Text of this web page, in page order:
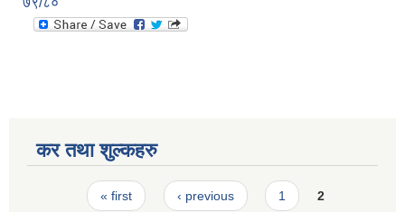
कर तथा शुल्कहरु
Pages« first ‹ previous 1 2